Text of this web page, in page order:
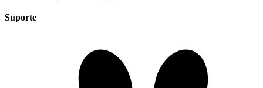
Suporte